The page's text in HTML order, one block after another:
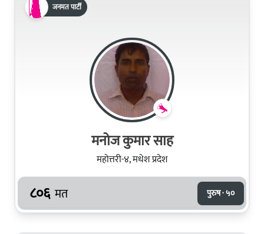
जनमत पार्टी
मनोज कुमार साह
महोत्तरी-४, मधेश प्रदेश
८०६ मत पुरुष · ५०